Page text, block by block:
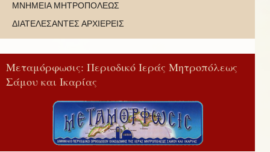
ΜΝΗΜΕΙΑ ΜΗΤΡΟΠΟΛΕΩΣ
ΔΙΑΤΕΛΕΣΑΝΤΕΣ ΑΡΧΙΕΡΕΙΣ
Μεταμόρφωσις: Περιοδικό Ιεράς Μητροπόλεως
Σάμου και Ικαρίας